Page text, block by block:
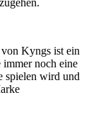
Kyngs ist ein
immer noch eine
spielen wird und